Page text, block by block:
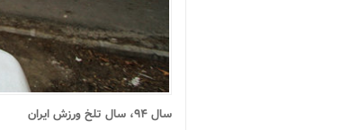
سال ۹۴، سال تلخ ورزش ایران